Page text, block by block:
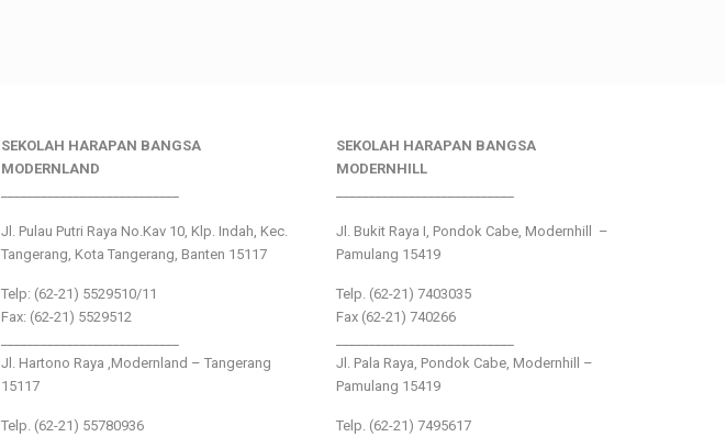
SEKOLAH HARAPAN BANGSA
MODERNLAND
Jl. Pulau Putri Raya No.Kav 10, Klp. Indah, Kec.
Tangerang, Kota Tangerang, Banten 15117
Telp: (62-21) 5529510/11
Fax: (62-21) 5529512
Jl. Hartono Raya ,Modernland – Tangerang
15117
Telp. (62-21) 55780936
SEKOLAH HARAPAN BANGSA
MODERNHILL
Jl. Bukit Raya I, Pondok Cabe, Modernhill –
Pamulang 15419
Telp. (62-21) 7403035
Fax (62-21) 740266
Jl. Pala Raya, Pondok Cabe, Modernhill –
Pamulang 15419
Telp. (62-21) 7495617